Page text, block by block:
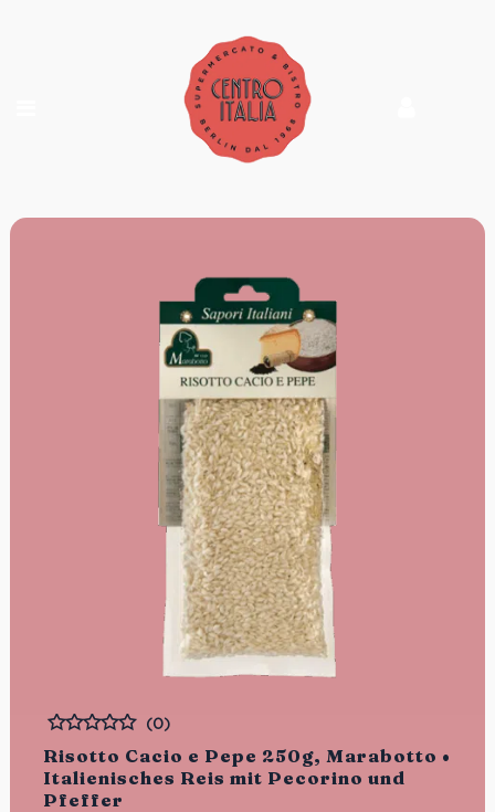
Risotto Cacio e Pepe 250g, Marabotto •
Italienisches Reis mit Pecorino und
Pfeffer
Bewertet
(0)